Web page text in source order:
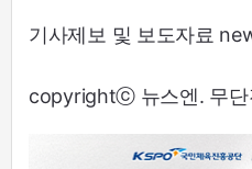
기사제보 및 보도자료
copyrightⓒ 뉴스엔. 무단